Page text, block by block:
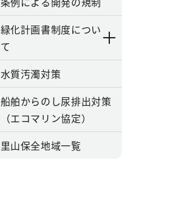
緑化計画書制度につい
て
水質汚濁対策
船舶からのし尿排出対策
（エコマリン協定）
里山保全地域一覧